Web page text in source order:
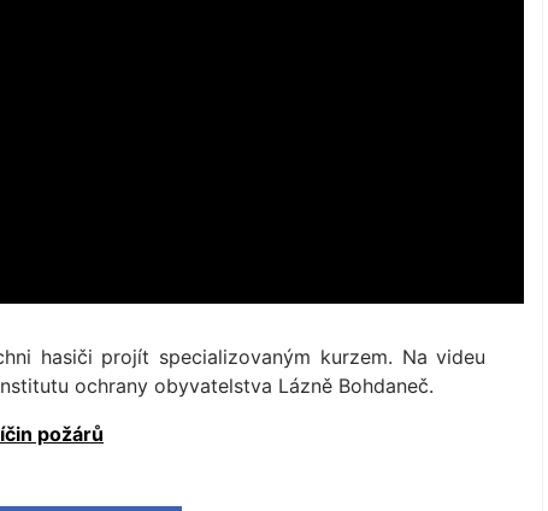
hasiči projít specializovaným kurzem. Na videu
ochrany obyvatelstva Lázně Bohdaneč.
požárů